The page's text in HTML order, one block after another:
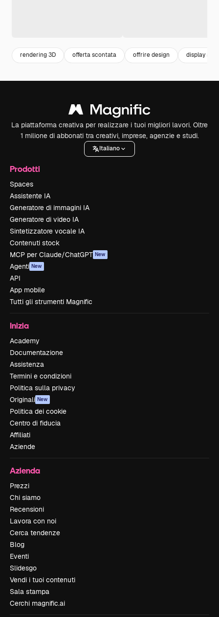
rendering 3D offerta scontata offrire design display sul
La piattaforma creativa per realizzare i tuoi migliori lavori. Oltre
1 milione di abbonati tra creativi, imprese, agenzie e studi.
Italiano
Prodotti
Spaces
Assistente IA
Generatore di immagini IA
Generatore di video IA
Sintetizzatore vocale IA
Contenuti stock
MCP per Claude/ChatGPT New
Agenti New
API
App mobile
Tutti gli strumenti Magnific
Inizia
Academy
Documentazione
Assistenza
Termini e condizioni
Politica sulla privacy
Originali New
Politica dei cookie
Centro di fiducia
Affiliati
Aziende
Azienda
Prezzi
Chi siamo
Recensioni
Lavora con noi
Cerca tendenze
Blog
Eventi
Slidesgo
Vendi i tuoi contenuti
Sala stampa
Cerchi magnific.ai